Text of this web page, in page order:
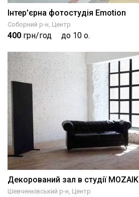
Інтер'єрна фотостудія Emotion
Соборний р-н, Центр
400 грн/год до 10 о.
Декорований зал в студії MOZAIK
Шевченківський р-н, Центр